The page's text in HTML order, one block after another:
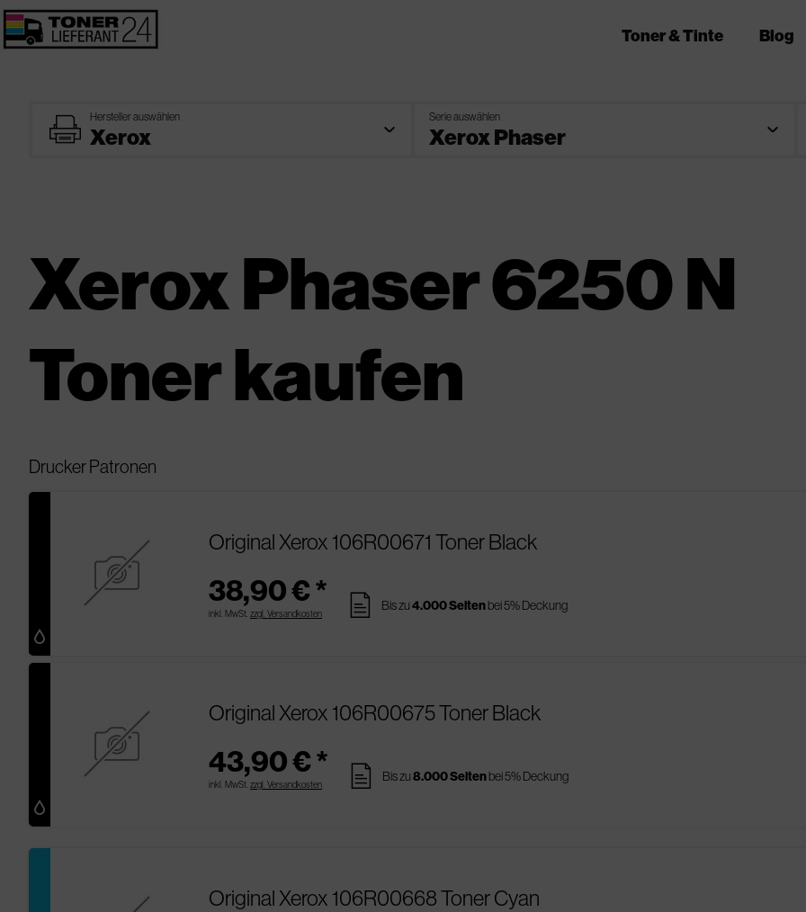
Toner & Tinte Blog
printer Hersteller auswählen Serie auswählen
Xerox Phaser 6250 N
Toner kaufen
Drucker Patronen
Original Xerox 106R00671 Toner Black
38,90 € *
inkl. MwSt. zzgl. Versandkosten pages Bis zu4.000 Seitenbei 5% Deckung
Original Xerox 106R00675 Toner Black
43,90 € *
inkl. MwSt. zzgl. Versandkosten pages Bis zu8.000 Seitenbei 5% Deckung
Original Xerox 106R00668 Toner Cyan